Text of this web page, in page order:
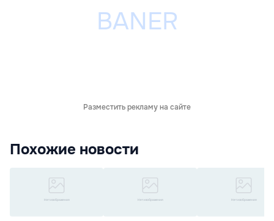
Разместить рекламу на сайте
Похожие новости